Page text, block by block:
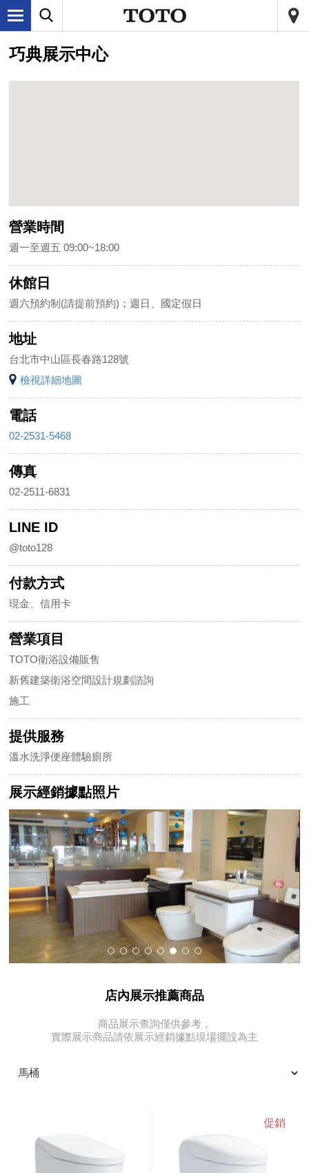
巧典展示中心
營業時間
週一至週五 09:00~18:00
休館日
週六預約制(請提前預約)；週日、國定假日
地址
台北市中山區長春路128號
檢視詳細地圖
電話
02-2531-5468
傳真
02-2511-6831
LINE ID
@toto128
付款方式
現金、信用卡
營業項目
TOTO衛浴設備販售
新舊建築衛浴空間設計規劃諮詢
施工
提供服務
溫水洗淨便座體驗廁所
展示經銷據點照片
店內展示推薦商品
商品展示查詢僅供參考，
實際展示商品請依展示經銷據點現場擺設為主